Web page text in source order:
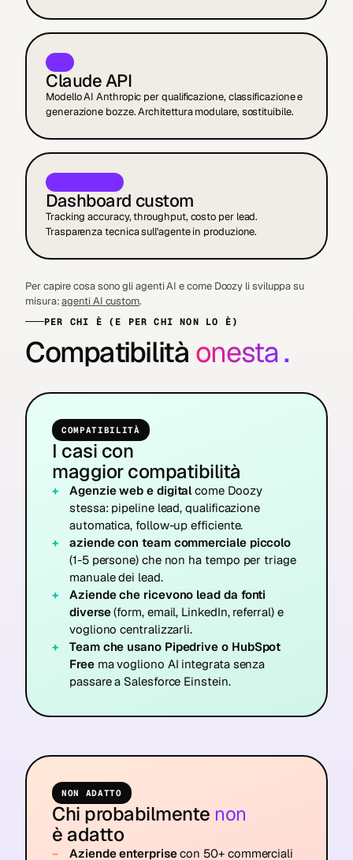
Claude API
Modello AI Anthropic per qualificazione, classificazione e
generazione bozze. Architettura modulare, sostituibile.
Dashboard custom
Tracking accuracy, throughput, costo per lead.
Trasparenza tecnica sull'agente in produzione.
Per capire cosa sono gli agenti AI e come Doozy li sviluppa su
misura:agenti AI custom.
PER CHI È (E PER CHI NON LO È)
Compatibilità onesta.
COMPATIBILITÀ
I casi con
maggior compatibilità
Agenzie web e digitalcome Doozy
stessa: pipeline lead, qualificazione
automatica, follow-up efficiente.
aziende con team commerciale piccolo
(1-5 persone) che non ha tempo per triage
manuale dei lead.
Aziende che ricevono lead da fonti
diverse(form, email, LinkedIn, referral) e
vogliono centralizzarli.
Team che usano Pipedrive o HubSpot
Freema vogliono AI integrata senza
passare a Salesforce Einstein.
NON ADATTO
Chi probabilmente non
è adatto
Aziende enterprisecon 50+ commerciali